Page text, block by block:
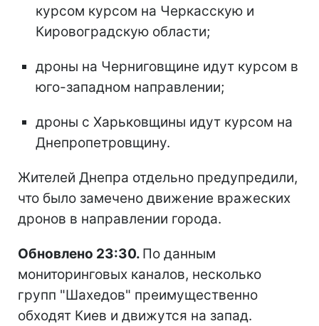
курсом курсом на Черкасскую и
Кировоградскую области;
дроны на Черниговщине идут курсом в
юго-западном направлении;
дроны с Харьковщины идут курсом на
Днепропетровщину.
Жителей Днепра отдельно предупредили,
что было замечено движение вражеских
дронов в направлении города.
Обновлено 23:30. По данным
мониторинговых каналов, несколько
групп "Шахедов" преимущественно
обходят Киев и движутся на запад.